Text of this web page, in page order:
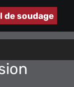
de soudage